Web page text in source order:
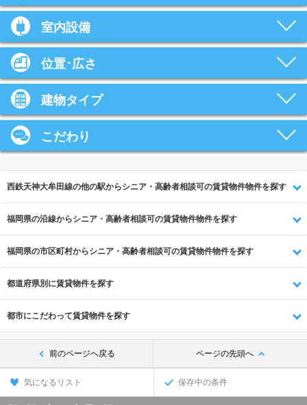
室内設備
位置･広さ
建物タイプ
こだわり
西鉄天神大牟田線の他の駅からシニア・高齢者相談可の賃貸物件物件を探す
福岡県の沿線からシニア・高齢者相談可の賃貸物件物件を探す
福岡県の市区町村からシニア・高齢者相談可の賃貸物件物件を探す
都道府県別に賃貸物件を探す
都市にこだわって賃貸物件を探す
前のページへ戻る ページの先頭へ
気になるリスト 保存中の条件